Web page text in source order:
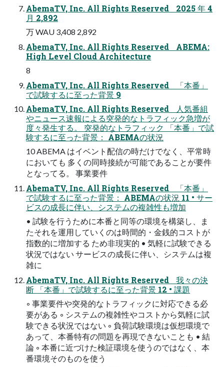
AbemaTV, Inc. All Rights Reserved 2025 年 4
月 2,892
万 WAU 3,408 2,892
AbemaTV, Inc. All Rights Reserved ABEMA:
High Level Cloud Architecture
8
AbemaTV, Inc. All Rights Reserved 「本番」
で試験するに至った背景 9
AbemaTV, Inc. All Rights Reserved 人気番組
やニュース速報による突発的なトラフィック急増が
度々発生する。 突発的なトラフィック 「本番」で試
験するに至った背景： ABEMAの状況
10 ABEMA はイベント配信の時だけでなく、平常時
においても 多くの同時接続が可能であることが要件
となってる。 事業要件
AbemaTV, Inc. All Rights Reserved 「本番」
で試験するに至った背景： ABEMAの状況 11 • サー
ビスの成長に伴い、システムの複雑性も増加
• 試験を行うために本番と同等の環境を構築し、ま
たそれを運用していくのは時間的・金銭的コストが
指数的に増加する ため非現実的 • 気軽に試験できる
状況ではない サービスの成長に伴い、システムは複
雑に
AbemaTV, Inc. All Rights Reserved 我々の決
断 「本番」で試験するに至った背景 12 • 課題
◦ 事業要件や突発的なトラフィックに対応できる必
要がある ◦ システムの複雑性やコストから気軽に試
験できる状況ではない ◦ 負荷試験環境は仮想環境で
あって、本番特有の問題を再現できないことも • 結
論 ◦ 本番に近づけた検証環境を使うのではなく、本
番環境そのものを使う